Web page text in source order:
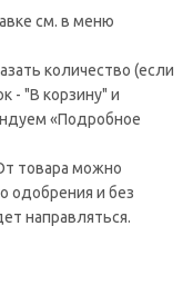
см. в меню
количество (если
- "В корзину" и
«Подробное
товара можно
одобрения и без
направляться.